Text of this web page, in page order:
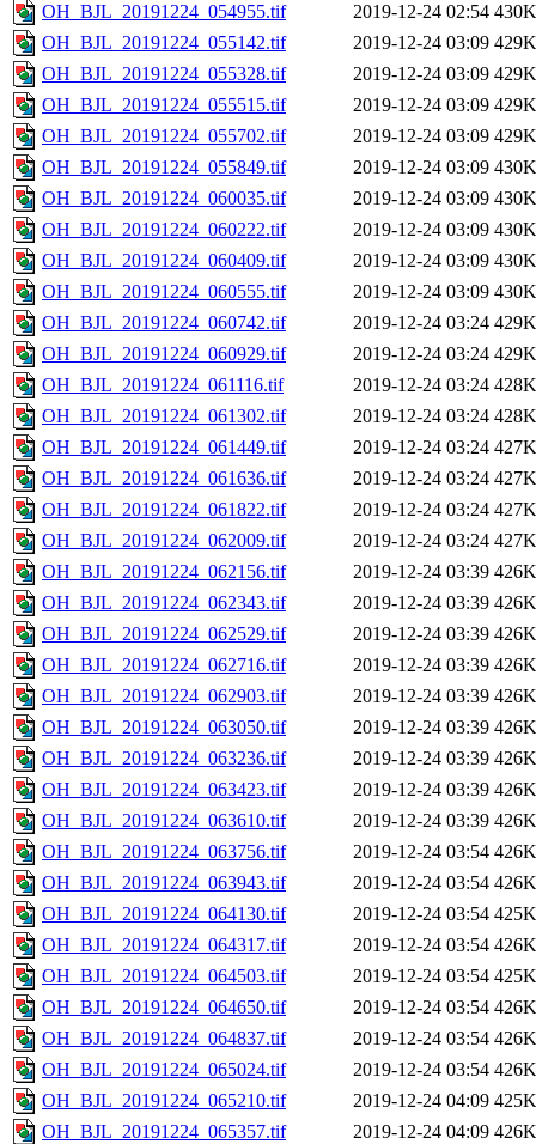
OH_BJL_20191224_054955.tif 2019-12-24 02:54 430K
OH_BJL_20191224_055142.tif
2019-12-24 03:09 429K
OH_BJL_20191224_055328.tif
2019-12-24 03:09 429K
OH_BJL_20191224_055515.tif
2019-12-24 03:09 429K
OH_BJL_20191224_055702.tif
2019-12-24 03:09 429K
OH_BJL_20191224_055849.tif
2019-12-24 03:09 430K
OH_BJL_20191224_060035.tif
2019-12-24 03:09 430K
OH_BJL_20191224_060222.tif
2019-12-24 03:09 430K
OH_BJL_20191224_060409.tif
2019-12-24 03:09 430K
OH_BJL_20191224_060555.tif
2019-12-24 03:09 430K
OH_BJL_20191224_060742.tif
2019-12-24 03:24 429K
OH_BJL_20191224_060929.tif
2019-12-24 03:24 429K
OH_BJL_20191224_061116.tif
2019-12-24 03:24 428K
OH_BJL_20191224_061302.tif
2019-12-24 03:24 428K
OH_BJL_20191224_061449.tif
2019-12-24 03:24 427K
OH_BJL_20191224_061636.tif
2019-12-24 03:24 427K
OH_BJL_20191224_061822.tif
2019-12-24 03:24 427K
OH_BJL_20191224_062009.tif
2019-12-24 03:24 427K
OH_BJL_20191224_062156.tif
2019-12-24 03:39 426K
OH_BJL_20191224_062343.tif
2019-12-24 03:39 426K
OH_BJL_20191224_062529.tif
2019-12-24 03:39 426K
OH_BJL_20191224_062716.tif
2019-12-24 03:39 426K
OH_BJL_20191224_062903.tif
2019-12-24 03:39 426K
OH_BJL_20191224_063050.tif
2019-12-24 03:39 426K
OH_BJL_20191224_063236.tif
2019-12-24 03:39 426K
OH_BJL_20191224_063423.tif
2019-12-24 03:39 426K
OH_BJL_20191224_063610.tif
2019-12-24 03:39 426K
OH_BJL_20191224_063756.tif
2019-12-24 03:54 426K
OH_BJL_20191224_063943.tif
2019-12-24 03:54 426K
OH_BJL_20191224_064130.tif
2019-12-24 03:54 425K
OH_BJL_20191224_064317.tif
2019-12-24 03:54 426K
OH_BJL_20191224_064503.tif
2019-12-24 03:54 425K
OH_BJL_20191224_064650.tif
2019-12-24 03:54 426K
OH_BJL_20191224_064837.tif
2019-12-24 03:54 426K
OH_BJL_20191224_065024.tif
2019-12-24 03:54 426K
OH_BJL_20191224_065210.tif
2019-12-24 04:09 425K
OH_BJL_20191224_065357.tif
2019-12-24 04:09 426K